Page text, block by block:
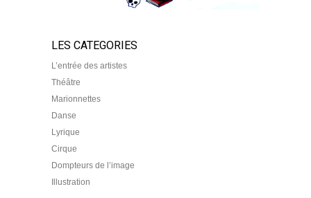
LES CATEGORIES
L’entrée des artistes
Théâtre
Marionnettes
Danse
Lyrique
Cirque
Dompteurs de l’image
Illustration